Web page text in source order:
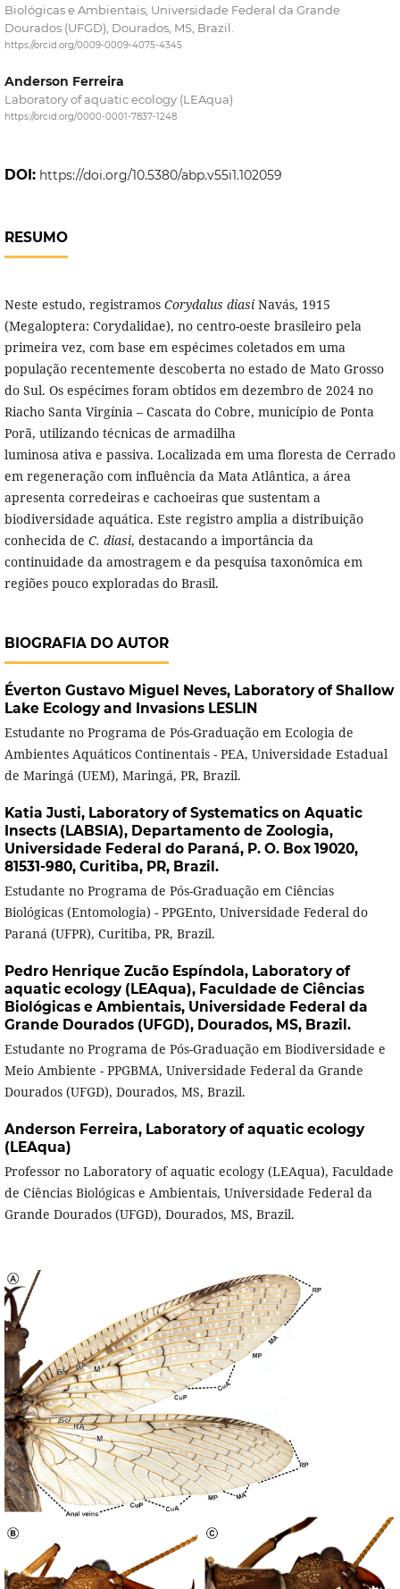
Biológicas e Ambientais, Universidade Federal da Grande
Dourados (UFGD), Dourados, MS, Brazil.
https://orcid.org/0009-0009-4075-4345
Anderson Ferreira
Laboratory of aquatic ecology (LEAqua)
https://orcid.org/0000-0001-7837-1248
DOI: https://doi.org/10.5380/abp.v55i1.102059
RESUMO
Neste estudo, registramos Corydalus diasiNavás, 1915
(Megaloptera: Corydalidae), no centro-oeste brasileiro pela
primeira vez, com base em espécimes coletados em uma
população recentemente descoberta no estado de Mato Grosso
do Sul. Os espécimes foram obtidos em dezembro de 2024 no
Riacho Santa Virgínia – Cascata do Cobre, município de Ponta
Porã, utilizando técnicas de armadilha
luminosa ativa e passiva. Localizada em uma floresta de Cerrado
em regeneração com influência da Mata Atlântica, a área
apresenta corredeiras e cachoeiras que sustentam a
biodiversidade aquática. Este registro amplia a distribuição
conhecida de C. diasi, destacando a importância da
continuidade da amostragem e da pesquisa taxonômica em
regiões pouco exploradas do Brasil.
BIOGRAFIA DO AUTOR
Éverton Gustavo Miguel Neves, Laboratory of Shallow
Lake Ecology and Invasions LESLIN
Estudante no Programa de Pós-Graduação em Ecologia de
Ambientes Aquáticos Continentais - PEA, Universidade Estadual
de Maringá (UEM), Maringá, PR, Brazil.
Katia Justi, Laboratory of Systematics on Aquatic
Insects (LABSIA), Departamento de Zoologia,
Universidade Federal do Paraná, P. O. Box 19020,
81531-980, Curitiba, PR, Brazil.
Estudante no Programa de Pós-Graduação em Ciências
Biológicas (Entomologia) - PPGEnto, Universidade Federal do
Paraná (UFPR), Curitiba, PR, Brazil.
Pedro Henrique Zucão Espíndola, Laboratory of
aquatic ecology (LEAqua), Faculdade de Ciências
Biológicas e Ambientais, Universidade Federal da
Grande Dourados (UFGD), Dourados, MS, Brazil.
Estudante no Programa de Pós-Graduação em Biodiversidade e
Meio Ambiente - PPGBMA, Universidade Federal da Grande
Dourados (UFGD), Dourados, MS, Brazil.
Anderson Ferreira, Laboratory of aquatic ecology
(LEAqua)
Professor no Laboratory of aquatic ecology (LEAqua), Faculdade
de Ciências Biológicas e Ambientais, Universidade Federal da
Grande Dourados (UFGD), Dourados, MS, Brazil.